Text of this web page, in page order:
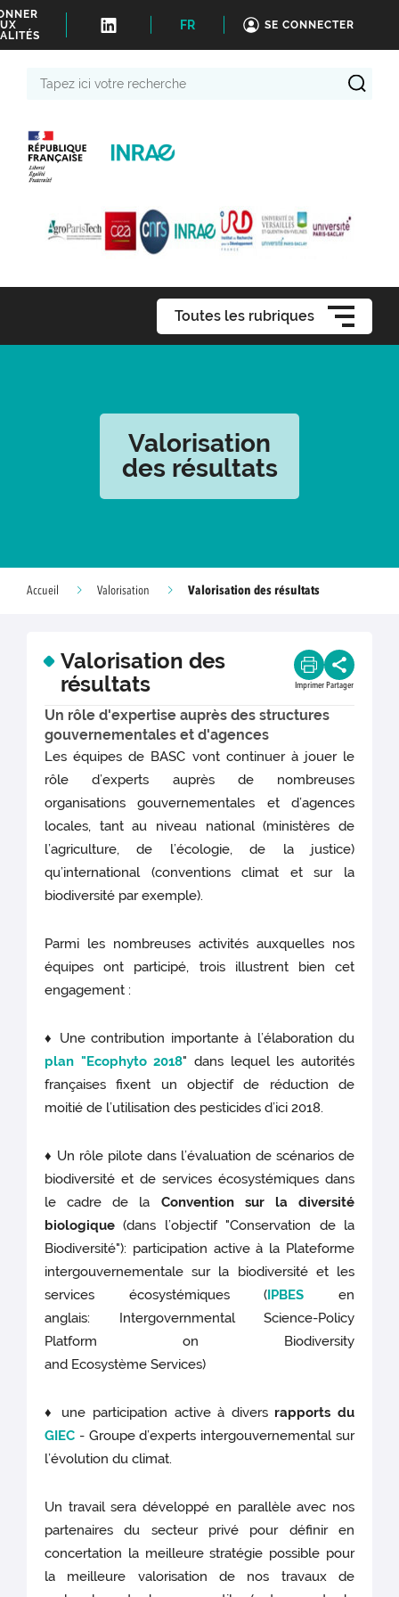
FR SE CONNECTER
Toutes les rubriques
Valorisation
des résultats
Accueil Valorisation Valorisation des résultats
Valorisation des
résultats
Imprimer Partager
Un rôle d'expertise auprès des structures
gouvernementales et d'agences
Les équipes de BASC vont continuer à jouer le
rôle d’experts auprès de nombreuses
organisations gouvernementales et d’agences
locales, tant au niveau national (ministères de
l’agriculture, de l’écologie, de la justice)
qu’international (conventions climat et sur la
biodiversité par exemple).
Parmi les nombreuses activités auxquelles nos
équipes ont participé, trois illustrent bien cet
engagement :
♦ Une contribution importante à l’élaboration du
plan "Ecophyto 2018" dans lequel les autorités
françaises fixent un objectif de réduction de
moitié de l’utilisation des pesticides d’ici 2018.
♦ Un rôle pilote dans l’évaluation de scénarios de
biodiversité et de services écosystémiques dans
le cadre de la Convention sur la diversité
biologique (dans l’objectif "Conservation de la
Biodiversité"): participation active à la Plateforme
intergouvernementale sur la biodiversité et les
services écosystémiques (IPBES en
anglais: Intergovernmental Science-Policy
Platform on Biodiversity
and Ecosystème Services)
♦ une participation active à divers rapports du
GIEC - Groupe d’experts intergouvernemental sur
l’évolution du climat.
Un travail sera développé en parallèle avec nos
partenaires du secteur privé pour définir en
concertation la meilleure stratégie possible pour
la meilleure valorisation de nos travaux de